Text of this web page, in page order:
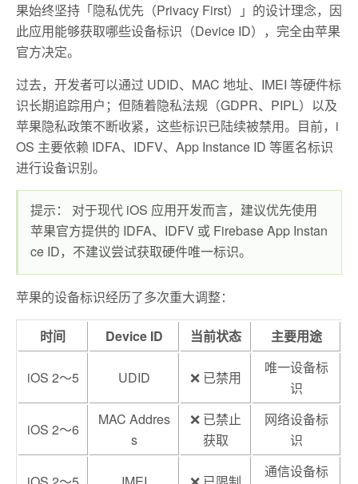
果始终坚持「隐私优先（Privacy First）」的设计理念，因
此应用能够获取哪些设备标识（Device ID），完全由苹果
官方决定。
过去，开发者可以通过 UDID、MAC 地址、IMEI 等硬件标
识长期追踪用户；但随着隐私法规（GDPR、PIPL）以及
苹果隐私政策不断收紧，这些标识已陆续被禁用。目前，i
OS 主要依赖 IDFA、IDFV、App Instance ID 等匿名标识
进行设备识别。
提示： 对于现代 iOS 应用开发而言，建议优先使用
苹果官方提供的 IDFA、IDFV 或 Firebase App Instan
ce ID，不建议尝试获取硬件唯一标识。
苹果的设备标识经历了多次重大调整：
时间 Device ID 当前状态 主要用途
iOS 2～5 UDID ❌ 已禁用
唯一设备标
识
iOS 2～6
MAC Addres
s
❌ 已禁止
获取
网络设备标
识
通信设备标